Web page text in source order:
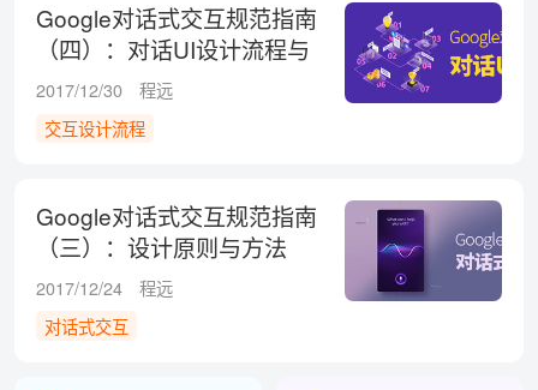
Google对话式交互规范指南
（四）：对话UI设计流程与
步骤
2017/12/30
程远
交互设计流程
Google对话式交互规范指南
（三）：设计原则与方法
2017/12/24
程远
对话式交互